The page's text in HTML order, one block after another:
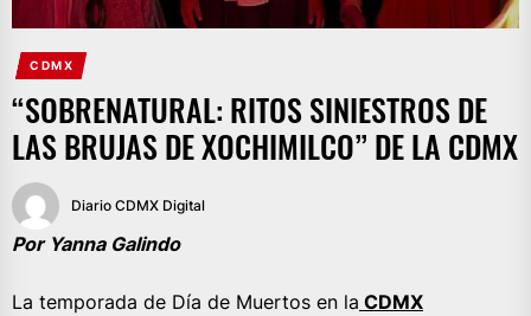
CDMX
“SOBRENATURAL: RITOS SINIESTROS DE
LAS BRUJAS DE XOCHIMILCO” DE LA CDMX
Diario CDMX Digital
Por Yanna Galindo
La temporada de Día de Muertos en la CDMX